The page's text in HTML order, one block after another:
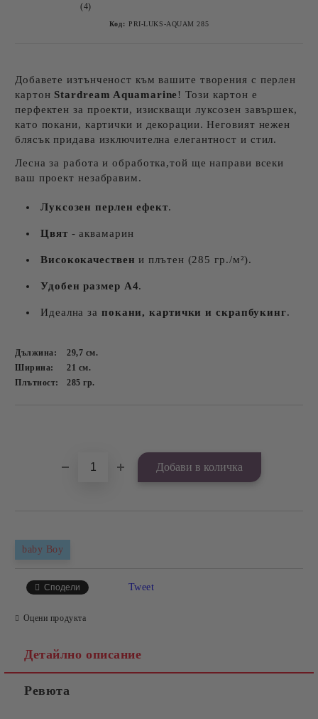
(4)
Код: PRI-LUKS-AQUAM 285
Добавете изтънченост към вашите творения с перлен
картон Stardream Aquamarine! Този картон е
перфектен за проекти, изискващи луксозен завършек,
като покани, картички и декорации. Неговият нежен
блясък придава изключителна елегантност и стил.
Лесна за работа и обработка,той ще направи всеки
ваш проект незабравим.
Луксозен перлен ефект.
Цвят - аквамарин
Висококачествен и плътен (285 гр./м²).
Удобен размер A4.
Идеална за покани, картички и скрапбукинг.
Дължина: 29,7 см.
Ширина:
21 см.
Плътност:
285гр.
baby Boy
Сподели Tweet
Оцени продукта
Детайлно описание
Ревюта